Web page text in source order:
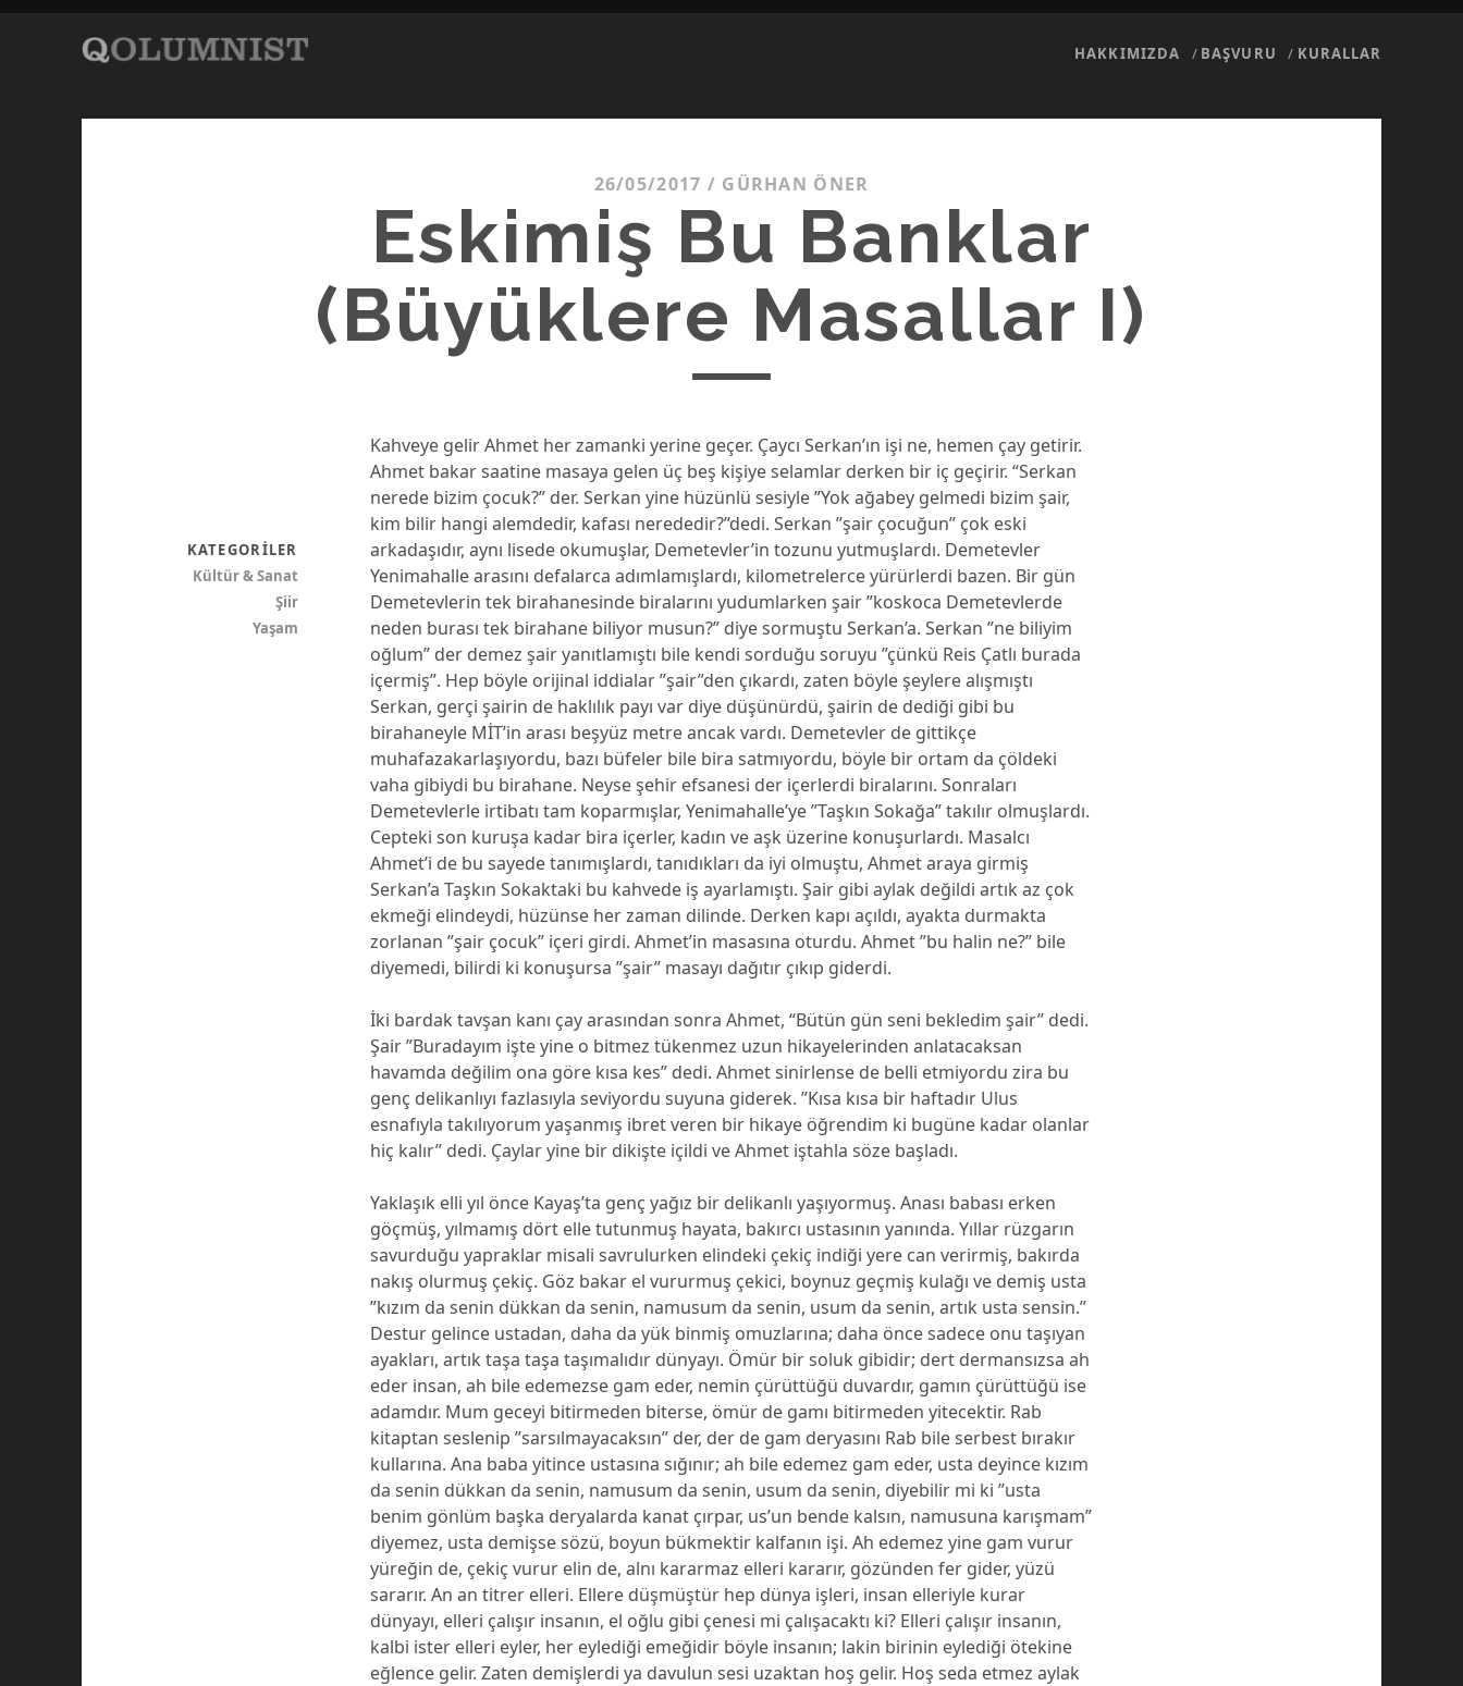
HAKKIMIZDA BAŞVURU KURALLAR
26/05/2017 / GÜRHAN ÖNER
Eskimiş Bu Banklar
(Büyüklere Masallar I)
Kahveye gelir Ahmet her zamanki yerine geçer. Çaycı Serkan’ın işi ne, hemen çay getirir.
Ahmet bakar saatine masaya gelen üç beş kişiye selamlar derken bir iç geçirir. “Serkan
nerede bizim çocuk?” der. Serkan yine hüzünlü sesiyle ”Yok ağabey gelmedi bizim şair,
kim bilir hangi alemdedir, kafası nerededir?”dedi. Serkan ”şair çocuğun” çok eski
arkadaşıdır, aynı lisede okumuşlar, Demetevler’in tozunu yutmuşlardı. Demetevler
Yenimahalle arasını defalarca adımlamışlardı, kilometrelerce yürürlerdi bazen. Bir gün
Demetevlerin tek birahanesinde biralarını yudumlarken şair ”koskoca Demetevlerde
neden burası tek birahane biliyor musun?” diye sormuştu Serkan’a. Serkan ”ne biliyim
oğlum” der demez şair yanıtlamıştı bile kendi sorduğu soruyu ”çünkü Reis Çatlı burada
içermiş”. Hep böyle orijinal iddialar ”şair”den çıkardı, zaten böyle şeylere alışmıştı
Serkan, gerçi şairin de haklılık payı var diye düşünürdü, şairin de dediği gibi bu
birahaneyle MİT’in arası beşyüz metre ancak vardı. Demetevler de gittikçe
muhafazakarlaşıyordu, bazı büfeler bile bira satmıyordu, böyle bir ortam da çöldeki
vaha gibiydi bu birahane. Neyse şehir efsanesi der içerlerdi biralarını. Sonraları
Demetevlerle irtibatı tam koparmışlar, Yenimahalle’ye ”Taşkın Sokağa” takılır olmuşlardı.
Cepteki son kuruşa kadar bira içerler, kadın ve aşk üzerine konuşurlardı. Masalcı
Ahmet’i de bu sayede tanımışlardı, tanıdıkları da iyi olmuştu, Ahmet araya girmiş
Serkan’a Taşkın Sokaktaki bu kahvede iş ayarlamıştı. Şair gibi aylak değildi artık az çok
ekmeği elindeydi, hüzünse her zaman dilinde. Derken kapı açıldı, ayakta durmakta
zorlanan ”şair çocuk” içeri girdi. Ahmet’in masasına oturdu. Ahmet ”bu halin ne?” bile
diyemedi, bilirdi ki konuşursa ”şair” masayı dağıtır çıkıp giderdi.
İki bardak tavşan kanı çay arasından sonra Ahmet, “Bütün gün seni bekledim şair” dedi.
Şair ”Buradayım işte yine o bitmez tükenmez uzun hikayelerinden anlatacaksan
havamda değilim ona göre kısa kes” dedi. Ahmet sinirlense de belli etmiyordu zira bu
genç delikanlıyı fazlasıyla seviyordu suyuna giderek. ”Kısa kısa bir haftadır Ulus
esnafıyla takılıyorum yaşanmış ibret veren bir hikaye öğrendim ki bugüne kadar olanlar
hiç kalır” dedi. Çaylar yine bir dikişte içildi ve Ahmet iştahla söze başladı.
Yaklaşık elli yıl önce Kayaş’ta genç yağız bir delikanlı yaşıyormuş. Anası babası erken
göçmüş, yılmamış dört elle tutunmuş hayata, bakırcı ustasının yanında. Yıllar rüzgarın
savurduğu yapraklar misali savrulurken elindeki çekiç indiği yere can verirmiş, bakırda
nakış olurmuş çekiç. Göz bakar el vururmuş çekici, boynuz geçmiş kulağı ve demiş usta
”kızım da senin dükkan da senin, namusum da senin, usum da senin, artık usta sensin.”
Destur gelince ustadan, daha da yük binmiş omuzlarına; daha önce sadece onu taşıyan
ayakları, artık taşa taşa taşımalıdır dünyayı. Ömür bir soluk gibidir; dert dermansızsa ah
eder insan, ah bile edemezse gam eder, nemin çürüttüğü duvardır, gamın çürüttüğü ise
adamdır. Mum geceyi bitirmeden biterse, ömür de gamı bitirmeden yitecektir. Rab
kitaptan seslenip ”sarsılmayacaksın” der, der de gam deryasını Rab bile serbest bırakır
kullarına. Ana baba yitince ustasına sığınır; ah bile edemez gam eder, usta deyince kızım
da senin dükkan da senin, namusum da senin, usum da senin, diyebilir mi ki ”usta
benim gönlüm başka deryalarda kanat çırpar, us’un bende kalsın, namusuna karışmam”
diyemez, usta demişse sözü, boyun bükmektir kalfanın işi. Ah edemez yine gam vurur
yüreğin de, çekiç vurur elin de, alnı kararmaz elleri kararır, gözünden fer gider, yüzü
sararır. An an titrer elleri. Ellere düşmüştür hep dünya işleri, insan elleriyle kurar
dünyayı, elleri çalışır insanın, el oğlu gibi çenesi mi çalışacaktı ki? Elleri çalışır insanın,
kalbi ister elleri eyler, her eylediği emeğidir böyle insanın; lakin birinin eylediği ötekine
eğlence gelir. Zaten demişlerdi ya davulun sesi uzaktan hoş gelir. Hoş seda etmez aylak
KATEGORILER
Kültür & Sanat
Şiir
Yaşam